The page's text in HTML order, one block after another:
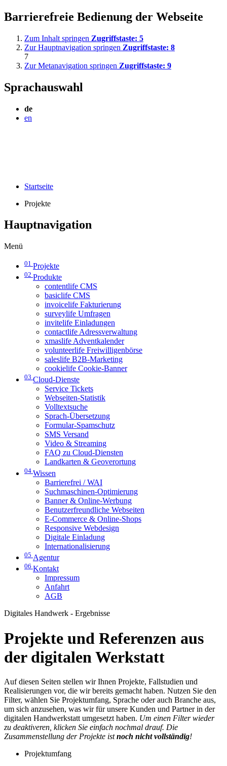
Barrierefreie Bedienung der Webseite
Zum Inhalt springen Zugriffstaste: 5
Zur Hauptnavigation springen Zugriffstaste: 8
7
Zur Metanavigation springen Zugriffstaste: 9
Sprachauswahl
de
en
Startseite
Projekte
Hauptnavigation
Menü
01 Projekte
02 Produkte
contentlife CMS
basiclife CMS
invoicelife Fakturierung
surveylife Umfragen
invitelife Einladungen
contactlife Adressverwaltung
xmaslife Adventkalender
volunteerlife Freiwilligenbörse
saleslife B2B-Marketing
cookielife Cookie-Banner
03 Cloud-Dienste
Service Tickets
Webseiten-Statistik
Volltextsuche
Sprach-Übersetzung
Formular-Spamschutz
SMS Versand
Video & Streaming
FAQ zu Cloud-Diensten
Landkarten & Geoverortung
04 Wissen
Barrierefrei / WAI
Suchmaschinen-Optimierung
Banner & Online-Werbung
Benutzerfreundliche Webseiten
E-Commerce & Online-Shops
Responsive Webdesign
Digitale Einladung
Internationalisierung
05 Agentur
06 Kontakt
Impressum
Anfahrt
AGB
Digitales Handwerk - Ergebnisse
Projekte und Referenzen aus
der digitalen Werkstatt
Auf diesen Seiten stellen wir Ihnen Projekte, Fallstudien und
Realisierungen vor, die wir bereits gemacht haben. Nutzen Sie den
Filter, wählen Sie Projektumfang, Sprache oder auch Branche aus,
um sich anzusehen, was wir für unsere Kunden und Partner in der
digitalen Handwerkstatt umgesetzt haben. Um einen Filter wieder
zu deaktiveren, klicken Sie einfach nochmal drauf. Die
Zusammenstellung der Projekte istnoch nicht vollständig!
Projektumfang